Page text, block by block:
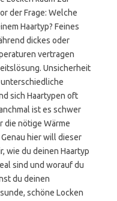
der Frage: Welche
Haartyp? Feines
dickes oder
vertragen
Unsicherheit
sich Haartypen oft
ist es schwer
die nötige Wärme
hier will dieser
wie du deinen Haartyp
sind und worauf du
du deinen
schöne Locken